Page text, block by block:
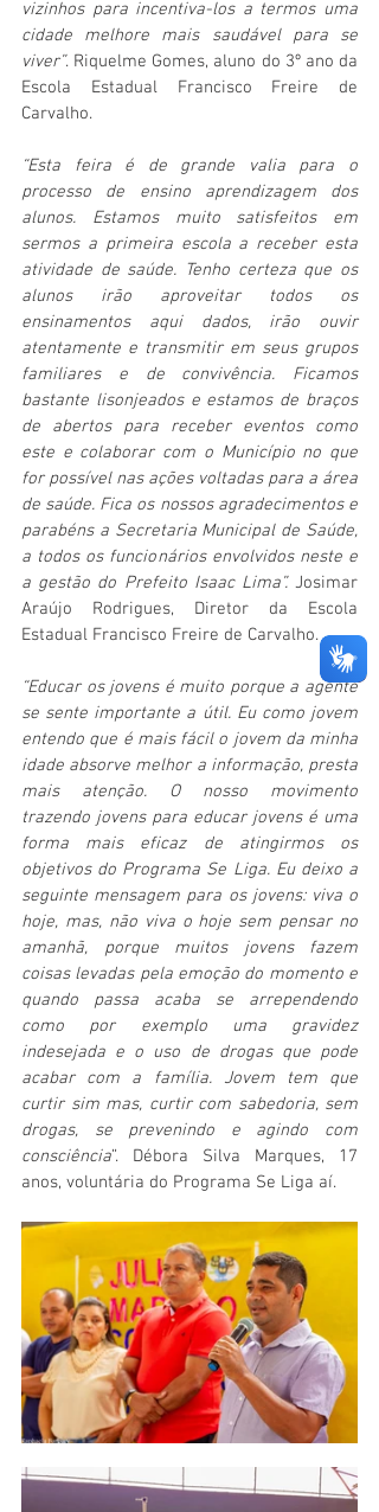
vizinhos para incentiva-los a termos uma
cidade melhore mais saudável para se
viver”. Riquelme Gomes, aluno do 3º ano da
Escola Estadual Francisco Freire de
Carvalho.
“Esta feira é de grande valia para o
processo de ensino aprendizagem dos
alunos. Estamos muito satisfeitos em
sermos a primeira escola a receber esta
atividade de saúde. Tenho certeza que os
alunos irão aproveitar todos os
ensinamentos aqui dados, irão ouvir
atentamente e transmitir em seus grupos
familiares e de convivência. Ficamos
bastante lisonjeados e estamos de braços
de abertos para receber eventos como
este e colaborar com o Município no que
for possível nas ações voltadas para a área
de saúde. Fica os nossos agradecimentos e
parabéns a Secretaria Municipal de Saúde,
a todos os funcionários envolvidos neste e
a gestão do Prefeito Isaac Lima”. Josimar
Araújo Rodrigues, Diretor da Escola
Estadual Francisco Freire de Carvalho.
“Educar os jovens é muito porque a agente
se sente importante a útil. Eu como jovem
entendo que é mais fácil o jovem da minha
idade absorve melhor a informação, presta
mais atenção. O nosso movimento
trazendo jovens para educar jovens é uma
forma mais eficaz de atingirmos os
objetivos do Programa Se Liga. Eu deixo a
seguinte mensagem para os jovens: viva o
hoje, mas, não viva o hoje sem pensar no
amanhã, porque muitos jovens fazem
coisas levadas pela emoção do momento e
quando passa acaba se arrependendo
como por exemplo uma gravidez
indesejada e o uso de drogas que pode
acabar com a família. Jovem tem que
curtir sim mas, curtir com sabedoria, sem
drogas, se prevenindo e agindo com
consciência”. Débora Silva Marques, 17
anos, voluntária do Programa Se Liga aí.